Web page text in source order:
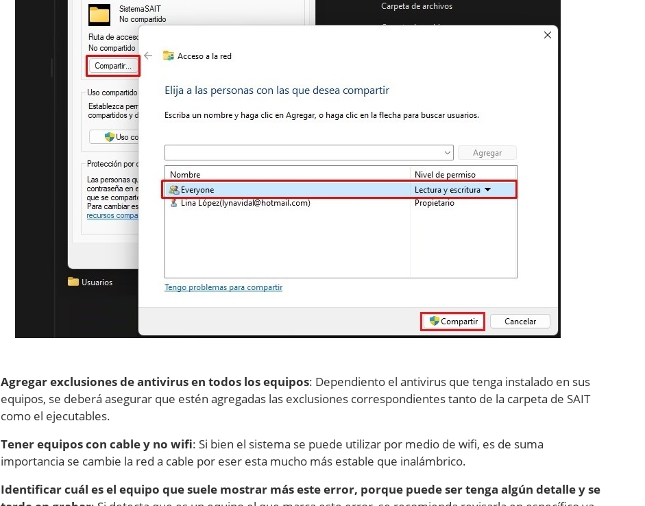
Agregar exclusiones de antivirus en todos los equipos: Dependiento el antivirus que tenga instalado en sus
equipos, se deberá asegurar que estén agregadas las exclusiones correspondientes tanto de la carpeta de SAIT
como el ejecutables.
Tener equipos con cable y no wifi: Si bien el sistema se puede utilizar por medio de wifi, es de suma
importancia se cambie la red a cable por eser esta mucho más estable que inalámbrico.
Identificar cuál es el equipo que suele mostrar más este error, porque puede ser tenga algún detalle y se